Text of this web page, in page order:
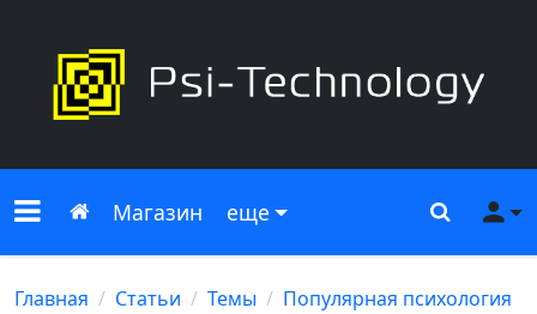
Меню сайта
Главная
Магазин еще Поиск
Главная Статьи Темы Популярная психология